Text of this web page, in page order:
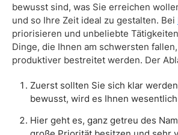
bewusst sind, was Sie erreichen
und so Ihre Zeit ideal zu gestalten. Bei
priorisieren und unbeliebte
Dinge, die Ihnen am schwersten
produktiver bestreitet werden. Der
Zuerst sollten Sie sich klar
bewusst, wird es Ihnen
Hier geht es, ganz getreu des